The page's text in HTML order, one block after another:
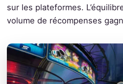
sur les plateformes.
volume de récompenses